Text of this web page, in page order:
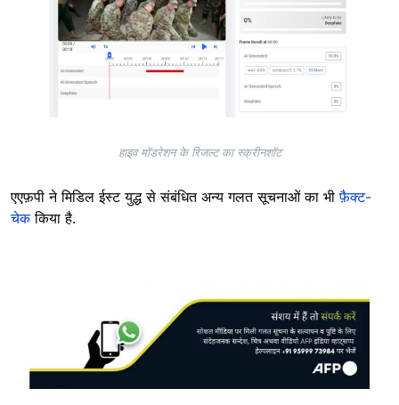
हाइव मॉडरेशन के रिजल्ट का स्क्रीनशॉट
एएफ़पी ने मिडिल ईस्ट युद्ध से संबंधित अन्य गलत सूचनाओं का भीफ़ैक्ट-
चेककिया है.